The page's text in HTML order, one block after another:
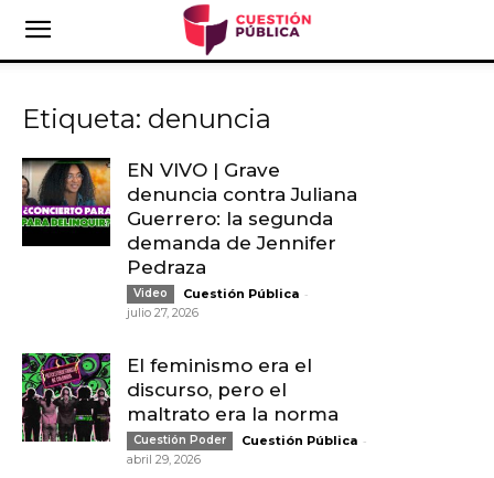
Etiqueta: denuncia
EN VIVO | Grave
denuncia contra Juliana
Guerrero: la segunda
demanda de Jennifer
Pedraza
Video Cuestión Pública -
julio 27, 2026
El feminismo era el
discurso, pero el
maltrato era la norma
Cuestión Poder Cuestión Pública -
abril 29, 2026